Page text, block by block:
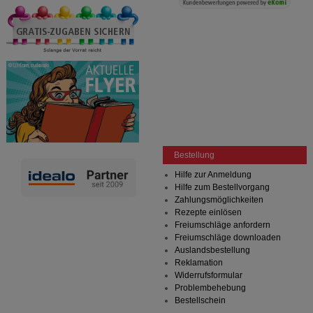
Dritte wie z.B. Google oder soziale Medien
übertragen werden.
Bestellung
Hilfe zur Anmeldung
Hilfe zum Bestellvorgang
Zahlungsmöglichkeiten
Rezepte einlösen
Freiumschläge anfordern
Freiumschläge downloaden
Auslandsbestellung
Reklamation
Widerrufsformular
Problembehebung
Bestellschein